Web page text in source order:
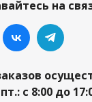
на
с 8:00 до